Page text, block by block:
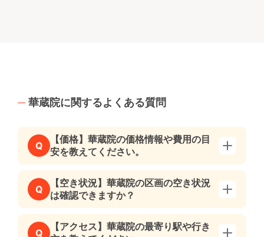
華蔵院に関するよくある質問
Q
【価格】華蔵院の価格情報や費用の目
安を教えてください。
Q
【空き状況】華蔵院の区画の空き状況
は確認できますか？
Q
【アクセス】華蔵院の最寄り駅や行き